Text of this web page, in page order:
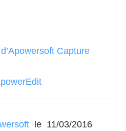
Capture
le 11/03/2016